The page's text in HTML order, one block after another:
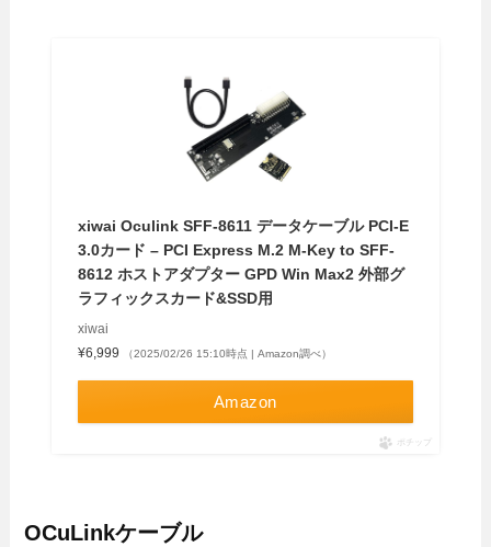
xiwai Oculink SFF-8611 データケーブル PCI-E
3.0カード – PCI Express M.2 M-Key to SFF-
8612 ホストアダプター GPD Win Max2 外部グ
ラフィックスカード&SSD用
xiwai
¥6,999
（2025/02/26 15:10時点 | Amazon調べ）
Amazon
ポチップ
OCuLinkケーブル